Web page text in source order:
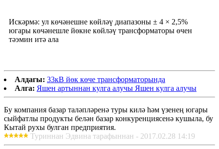
Искәрмә: ул көчәнешне көйләү диапазоны ± 4 × 2,5%
югары көчәнешле йөкне көйләү трансформаторы өчен
тәэмин итә ала
Алдагы: 33кВ йөк көче трансформаторында
Алга: Яшен артыннан кулга алучы Яшен кулга алучы
Бу компания базар таләпләренә туры килә һәм үзенең югары
сыйфатлы продукты белән базар конкуренциясенә кушыла, бу
Кытай рухы булган предприятия.
Туриннан Эдвина тарафыннан - 2017.02.28 14:19